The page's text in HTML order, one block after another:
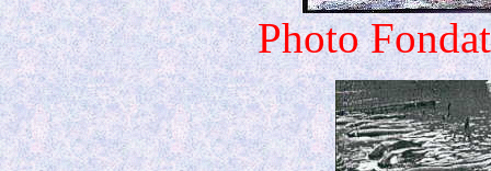
Photo